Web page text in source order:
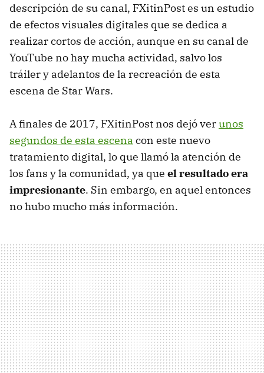
descripción de su canal, FXitinPost es un estudio
de efectos visuales digitales que se dedica a
realizar cortos de acción, aunque en su canal de
YouTube no hay mucha actividad, salvo los
tráiler y adelantos de la recreación de esta
escena de Star Wars.
A finales de 2017, FXitinPost nos dejó verunos
segundos de esta escena con este nuevo
tratamiento digital, lo que llamó la atención de
los fans y la comunidad, ya que el resultado era
impresionante. Sin embargo, en aquel entonces
no hubo mucho más información.